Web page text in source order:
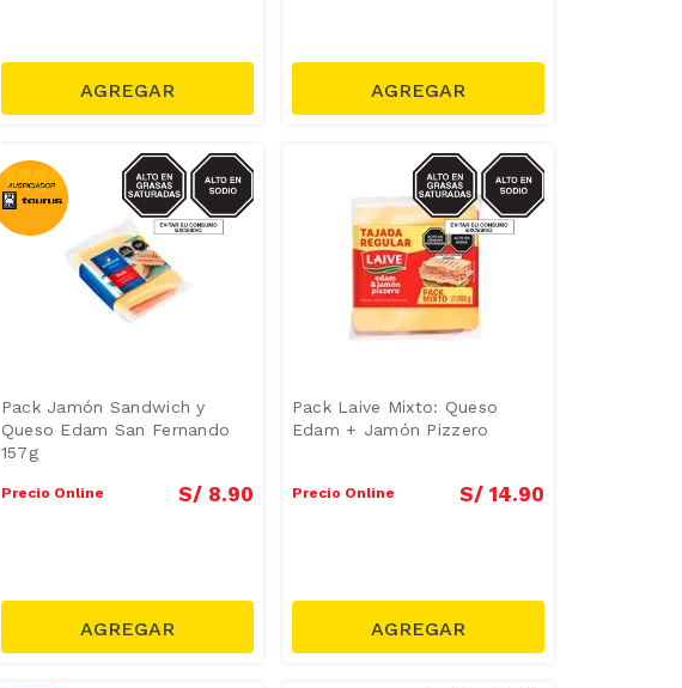
SODIO/GRASAS-
SAT
Pack Jamón Sandwich y
Queso Edam San Fernando
157g
Precio Online S/ 8.90
SODIO/GRASAS-
SAT
Pack Laive Mixto: Queso
Edam + Jamón Pizzero
Precio Online S/ 14.90